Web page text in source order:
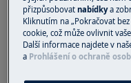
1. Obraťte se na
středisko.
přizpůsobovatnabídkya
Kliknutím na „Pokračovat
cookie, což může ovlivnit
Další informace najdete v
a Prohlášení o ochraně